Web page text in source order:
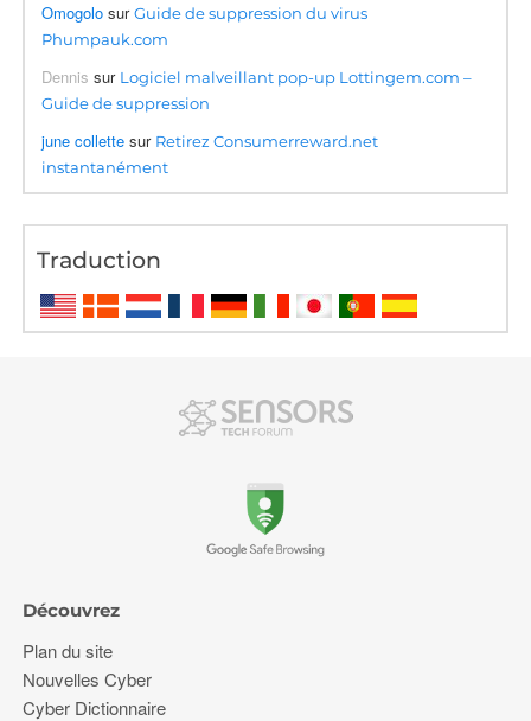
Omogolo surGuide de suppression du virus
Phumpauk.com
Dennis sur Logiciel malveillant pop-up Lottingem.com –
Guide de suppression
june collette sur Retirez Consumerreward.net
instantanément
Traduction
Découvrez
Plan du site
Nouvelles Cyber
Cyber Dictionnaire